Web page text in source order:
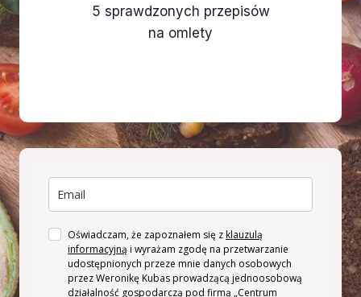
5 sprawdzonych przepisów
na omlety
Oświadczam, że zapoznałem się zklauzulą
informacyjną i wyrażam zgodę na przetwarzanie
udostępnionych przeze mnie danych osobowych
przez Weronikę Kubas prowadzącą jednoosobową
działalność gospodarczą pod firmą „Centrum